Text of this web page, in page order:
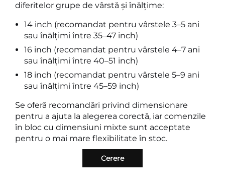
diferitelor grupe de vârstă și înălțime:
14 inch (recomandat pentru vârstele 3–5 ani
sau înălțimi între 35–47 inch)
16 inch (recomandat pentru vârstele 4–7 ani
sau înălțimi între 40–51 inch)
18 inch (recomandat pentru vârstele 5–9 ani
sau înălțimi între 45–59 inch)
Se oferă recomandări privind dimensionare
pentru a ajuta la alegerea corectă, iar comenzile
în bloc cu dimensiuni mixte sunt acceptate
pentru o mai mare flexibilitate în stoc.
Cerere